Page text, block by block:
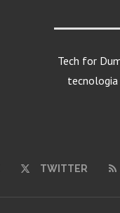
Tech for
tecnologia
TWITTER